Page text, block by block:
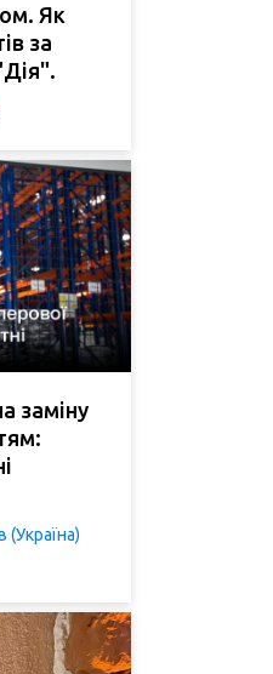
Як
за
заміну
(Україна)